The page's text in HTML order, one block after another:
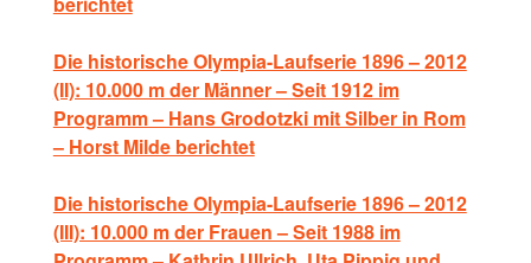
Die historische Olympia-Laufserie 1896 – 2012
(II): 10.000 m der Männer – Seit 1912 im
Programm – Hans Grodotzki mit Silber in Rom
– Horst Milde berichtet
Die historische Olympia-Laufserie 1896 – 2012
(III): 10.000 m der Frauen – Seit 1988 im